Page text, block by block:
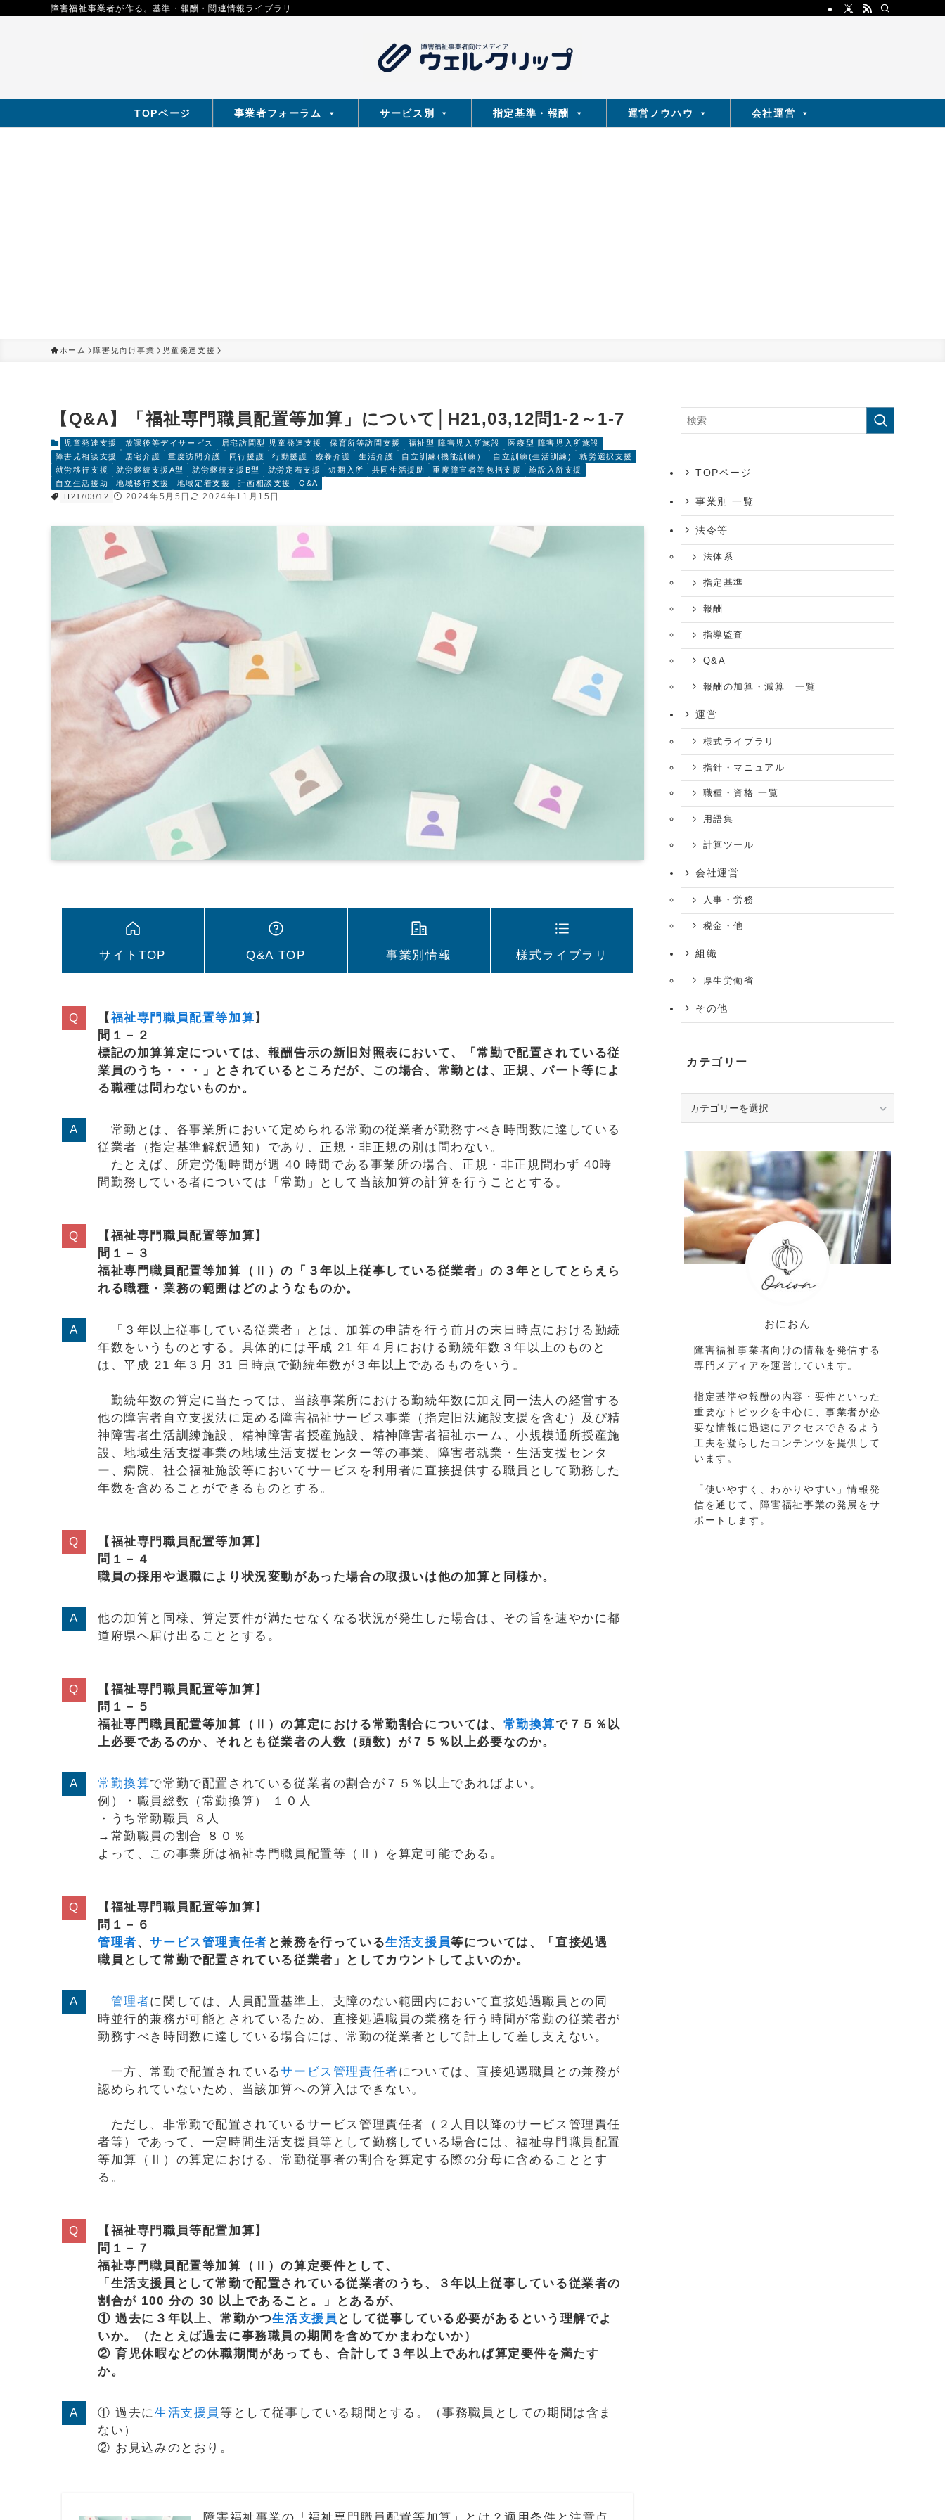
障害福祉事業者が作る。基準・報酬・関連情報ライブラリ
TOPページ 事業者フォーラム サービス別 指定基準・報酬 運営ノウハウ 会社運営
ホーム 障害児向け事業 児童発達支援
【Q&A】「福祉専門職員配置等加算」について│H21,03,12問1-2～1-7
児童発達支援 放課後等デイサービス 居宅訪問型 児童発達支援 保育所等訪問支援 福祉型 障害児入所施設
医療型 障害児入所施設
障害児相談支援
居宅介護 重度訪問介護 同行援護 行動援護 療養介護 生活介護 自立訓練(機能訓練） 自立訓練(生活訓練)
就労選択支援
就労移行支援
就労継続支援A型 就労継続支援B型 就労定着支援 短期入所 共同生活援助 重度障害者等包括支援
施設入所支援
自立生活援助
地域移行支援 地域定着支援 計画相談支援
Q&A
H21/03/12
2024年5月5日 2024年11月15日
サイトTOP Q&A TOP 事業別情報 様式ライブラリ
【福祉専門職員配置等加算 】
問１－２
標記の加算算定については、報酬告示の新旧対照表において、「常勤で配置されている従
業員のうち・・・」とされているところだが、この場合、常勤とは、正規、パート等によ
る職種は問わないものか。
常勤とは、各事業所において定められる常勤の従業者が勤務すべき時間数に達している
従業者（指定基準解釈通知）であり、正規・非正規の別は問わない。
たとえば、所定労働時間が週 40 時間である事業所の場合、正規・非正規問わず 40時
間勤務している者については「常勤」として当該加算の計算を行うこととする。
【福祉専門職員配置等加算】
問１－３
福祉専門職員配置等加算（Ⅱ）の「３年以上従事している従業者」の３年としてとらえら
れる職種・業務の範囲はどのようなものか。
「３年以上従事している従業者」とは、加算の申請を行う前月の末日時点における勤続
年数をいうものとする。具体的には平成 21 年４月における勤続年数３年以上のものと
は、平成 21 年３月 31 日時点で勤続年数が３年以上であるものをいう。
勤続年数の算定に当たっては、当該事業所における勤続年数に加え同一法人の経営する
他の障害者自立支援法に定める障害福祉サービス事業（指定旧法施設支援を含む）及び精
神障害者生活訓練施設、精神障害者授産施設、精神障害者福祉ホーム、小規模通所授産施
設、地域生活支援事業の地域生活支援センター等の事業、障害者就業・生活支援センタ
ー、病院、社会福祉施設等においてサービスを利用者に直接提供する職員として勤務した
年数を含めることができるものとする。
【福祉専門職員配置等加算】
問１－４
職員の採用や退職により状況変動があった場合の取扱いは他の加算と同様か。
他の加算と同様、算定要件が満たせなくなる状況が発生した場合は、その旨を速やかに都
道府県へ届け出ることとする。
【福祉専門職員配置等加算】
問１－５
福祉専門職員配置等加算（Ⅱ）の算定における常勤割合については、 常勤換算で７５％以
上必要であるのか、それとも従業者の人数（頭数）が７５％以上必要なのか。
常勤換算で常勤で配置されている従業者の割合が７５％以上であればよい。
例）・職員総数（常勤換算） １０人
・うち常勤職員 ８人
→常勤職員の割合 ８０％
よって、この事業所は福祉専門職員配置等（Ⅱ）を算定可能である。
【福祉専門職員配置等加算】
問１－６
管理者、サービス管理責任者 と兼務を行っている生活支援員等については、「直接処遇
職員として常勤で配置されている従業者」としてカウントしてよいのか。
管理者に関しては、人員配置基準上、支障のない範囲内において直接処遇職員との同
時並行的兼務が可能とされているため、直接処遇職員の業務を行う時間が常勤の従業者が
勤務すべき時間数に達している場合には、常勤の従業者として計上して差し支えない。
一方、常勤で配置されているサービス管理責任者については、直接処遇職員との兼務が
認められていないため、当該加算への算入はできない。
ただし、非常勤で配置されているサービス管理責任者（２人目以降のサービス管理責任
者等）であって、一定時間生活支援員等として勤務している場合には、福祉専門職員配置
等加算（Ⅱ）の算定における、常勤従事者の割合を算定する際の分母に含めることとす
る。
【福祉専門職員等配置加算】
問１－７
福祉専門職員配置等加算（Ⅱ）の算定要件として、
「生活支援員として常勤で配置されている従業者のうち、３年以上従事している従業者の
割合が 100 分の 30 以上であること。」とあるが、
① 過去に３年以上、常勤かつ生活支援員 として従事している必要があるという理解でよ
いか。（たとえば過去に事務職員の期間を含めてかまわないか）
② 育児休暇などの休職期間があっても、合計して３年以上であれば算定要件を満たす
か。
① 過去に生活支援員 等として従事している期間とする。（事務職員としての期間は含ま
ない）
② お見込みのとおり。
TOPページ
事業別 一覧
法令等
法体系
指定基準
報酬
指導監査
Q&A
報酬の加算・減算 一覧
運営
様式ライブラリ
指針・マニュアル
職種・資格 一覧
用語集
計算ツール
会社運営
人事・労務
税金・他
組織
厚生労働省
その他
カテゴリー
テ
リ
おにおん
障害福祉事業者向けの情報を発信する
専門メディアを運営しています。
指定基準や報酬の内容・要件といった
重要なトピックを中心に、事業者が必
要な情報に迅速にアクセスできるよう
工夫を凝らしたコンテンツを提供して
います。
「使いやすく、わかりやすい」情報発
信を通じて、障害福祉事業の発展をサ
ポートします。